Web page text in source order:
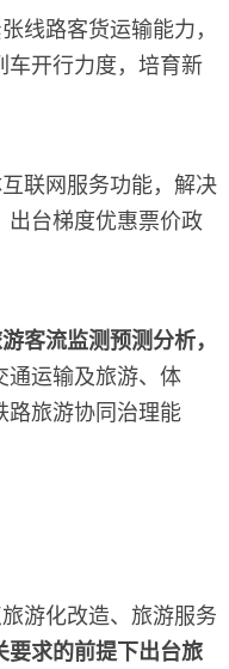
路客货运输能力，
车开行力度，培育新
联网服务功能，解决
出台梯度优惠票价政
客流监测预测分析，
通运输及旅游、体
路旅游协同治理能
游化改造、旅游服务
要求的前提下出台旅